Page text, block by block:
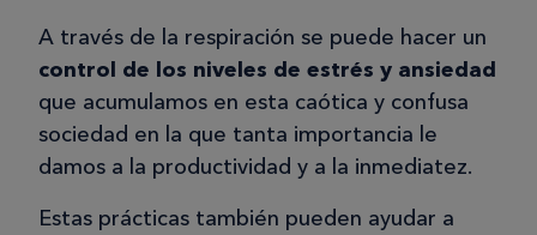
A través de la respiración se puede hacer un
control de los niveles de estrés y ansiedad
que acumulamos en esta caótica y confusa
sociedad en la que tanta importancia le
damos a la productividad y a la inmediatez.
Estas prácticas también pueden ayudar a